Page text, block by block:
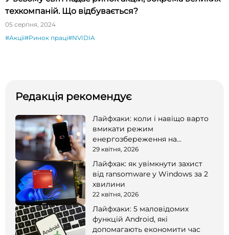
техкомпаній. Що відбувається?
05 серпня, 2024
#Акції#Ринок праці#NVIDIA
Редакція рекомендує
Лайфхаки: коли і навіщо варто
вмикати режим
енергозбереження на
смартфоні
29 квітня, 2026
Лайфхак: як увімкнути захист
від ransomware у Windows за 2
хвилини
22 квітня, 2026
Лайфхаки: 5 маловідомих
функцій Android, які
допомагають економити час